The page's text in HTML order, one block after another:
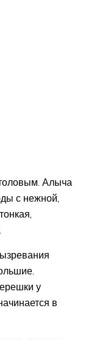
Алыча
с нежной,
у
в